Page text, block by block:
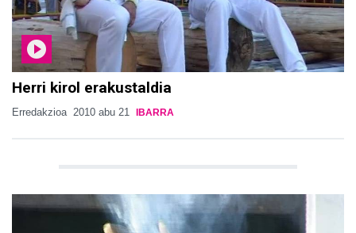
Herri kirol erakustaldia
Erredakzioa 2010 abu 21 IBARRA